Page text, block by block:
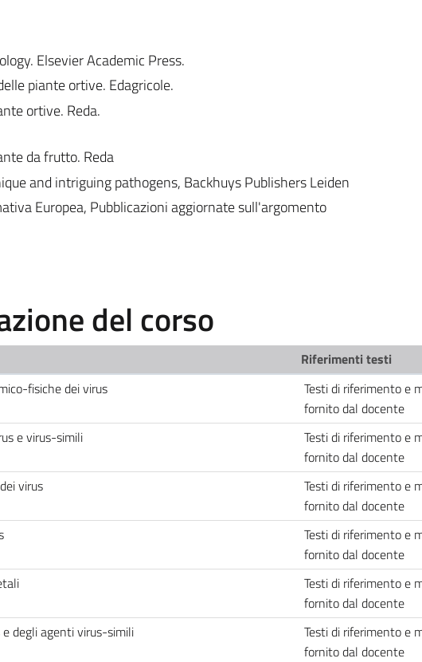
Elsevier Academic Press.
piante ortive. Edagricole.
ortive. Reda.
da frutto. Reda
and intriguing pathogens, Backhuys Publishers Leiden
Europea, Pubblicazioni aggiornate sull'argomento
del corso
Riferimenti testi
fisiche dei virus
Testi di riferimento e
fornito dal docente
e virus-simili
Testi di riferimento e
fornito dal docente
virus
Testi di riferimento e
fornito dal docente
Testi di riferimento e
fornito dal docente
Testi di riferimento e
fornito dal docente
e degli agenti virus-simili
Testi di riferimento e
fornito dal docente